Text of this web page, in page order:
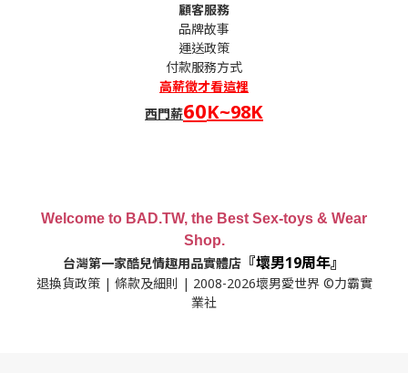
顧客服務
品牌故事
運送政策
付款服務方式
高薪徵才看這裡
西門薪60K~98K
Welcome to BAD.TW, the Best Sex-toys & Wear
Shop.
台灣第一家酷兒情趣用品實體店 『壞男19周年』
退換貨政策| 條款及細則 | 2008-2026壞男愛世界 ©力霸實
業社